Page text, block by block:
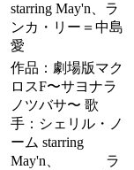
starring May'n、ラ
ンカ・リー＝中島
愛
作品：劇場版マク
ロスF〜サヨナラ
ノツバサ〜 歌
手：シェリル・ノ
ーム starring
May'n、 ラ